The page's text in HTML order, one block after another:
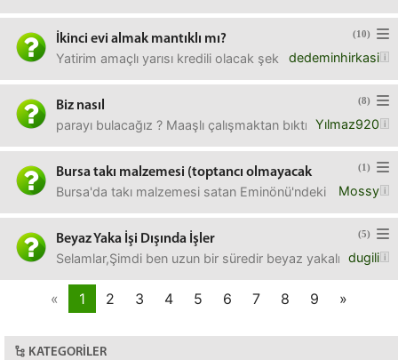
(10)
İkinci evi almak mantıklı mı?
dedeminhirkasi
Yatirim amaçlı yarısı kredili olacak şekilde almak
(8)
Biz nasıl
Yılmaz920
parayı bulacağız ? Maaşlı çalışmaktan bıktım.
(1)
Bursa takı malzemesi (toptancı olmayacak
Mossy
Bursa'da takı malzemesi satan Eminönü'ndeki gibi
(5)
Beyaz Yaka İşi Dışında İşler
dugili
Selamlar,Şimdi ben uzun bir süredir beyaz yakalı olarak
« 1 2 3 4 5 6 7 8 9 »
KATEGORILER